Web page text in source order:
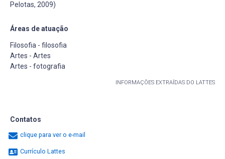
Pelotas, 2009)
Áreas de atuação
Filosofia - filosofia
Artes - Artes
Artes - fotografia
INFORMAÇÕES EXTRAÍDAS DO LATTES
Contatos
clique para ver o e-mail
Currículo Lattes